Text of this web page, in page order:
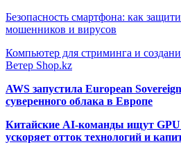
Безопасность смартфона: как
мошенников и вирусов
Компьютер для стриминга и
Ветер Shop.kz
AWS запустила European
суверенного облака в Европе
Китайские AI-команды ищут
ускоряет отток технологий и